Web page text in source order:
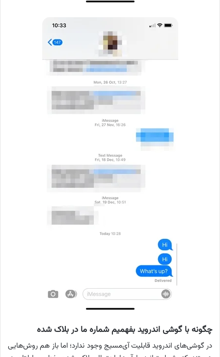
چگونه با گوشی اندروید بفهمیم شماره‌ ما در بلاک شده
در گوشی‌های اندروید قابلیت آی‌مسیج وجود ندارد؛ اما باز هم روش‌هایی